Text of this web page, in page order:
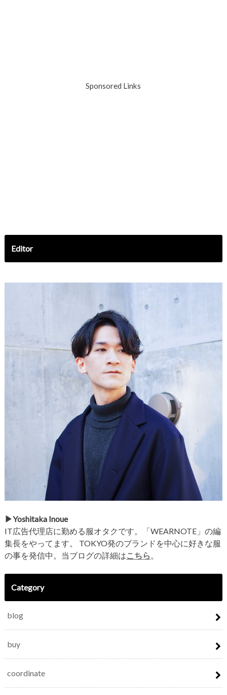
Sponsored Links
Editor
▶︎Yoshitaka Inoue
IT広告代理店に勤める服オタクです。「WEARNOTE」の編
集長をやってます。 TOKYO発のブランドを中心に好きな服
の事を発信中。当ブログの詳細はこちら
Category
blog
buy
coordinate